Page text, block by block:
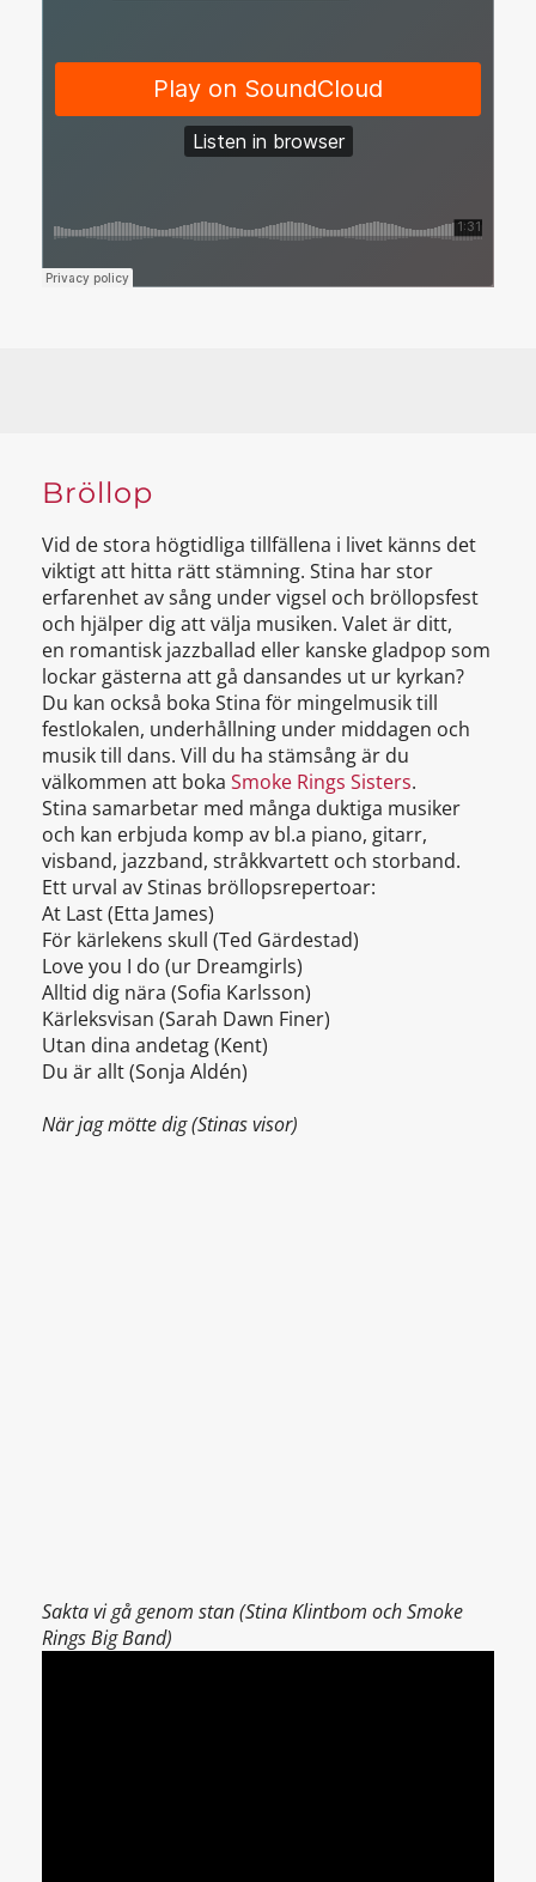
Bröllop
Vid de stora högtidliga tillfällena i livet känns det
viktigt att hitta rätt stämning. Stina har stor
erfarenhet av sång under vigsel och bröllopsfest
och hjälper dig att välja musiken. Valet är ditt,
en romantisk jazzballad eller kanske gladpop som
lockar gästerna att gå dansandes ut ur kyrkan?
Du kan också boka Stina för mingelmusik till
festlokalen, underhållning under middagen och
musik till dans. Vill du ha stämsång är du
välkommen att boka Smoke Rings Sisters.
Stina samarbetar med många duktiga musiker
och kan erbjuda komp av bl.a piano, gitarr,
visband, jazzband, stråkkvartett och storband.
Ett urval av Stinas bröllopsrepertoar:
At Last (Etta James)
För kärlekens skull (Ted Gärdestad)
Love you I do (ur Dreamgirls)
Alltid dig nära (Sofia Karlsson)
Kärleksvisan (Sarah Dawn Finer)
Utan dina andetag (Kent)
Du är allt (Sonja Aldén)
När jag mötte dig (Stinas visor)
Sakta vi gå genom stan (Stina Klintbom och Smoke
Rings Big Band)